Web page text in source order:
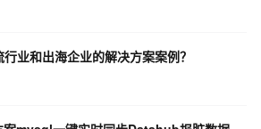
业和出海企业的解决方案案例？